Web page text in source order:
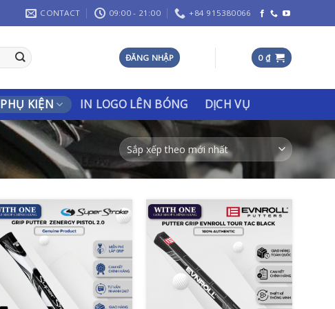
CONTACT 09:00 - 21:00 +84 915380066
ĐĂNG NHẬP 0 ₫
PHỤ KIỆN IN LOGO LÊN BÓNG DỊCH VỤ